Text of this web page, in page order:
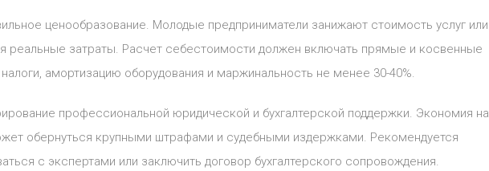
ценообразование. Молодые предприниматели занижают стоимость услуг или
реальные затраты. Расчет себестоимости должен включать прямые и косвенные
амортизацию оборудования и маржинальность не менее 30-40%.
профессиональной юридической и бухгалтерской поддержки. Экономия на
обернуться крупными штрафами и судебными издержками. Рекомендуется
с экспертами или заключить договор бухгалтерского сопровождения.